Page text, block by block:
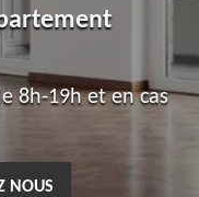
8h-19h et en cas
NOUS